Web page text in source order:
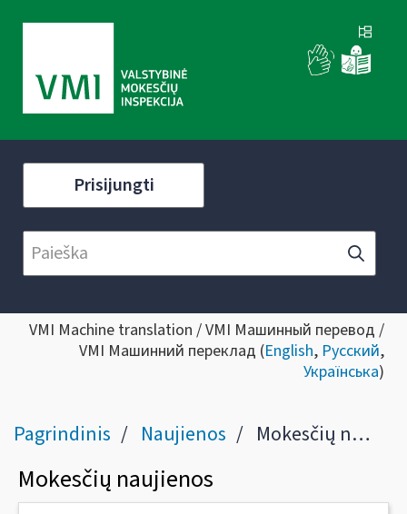
Prisijungti
VMI Machine translation / VMI Машинный перевод /
VMI Машинний переклад (English, Русский,
Українська)
Pagrindinis Naujienos Mokesčių naujienos
Mokesčių naujienos